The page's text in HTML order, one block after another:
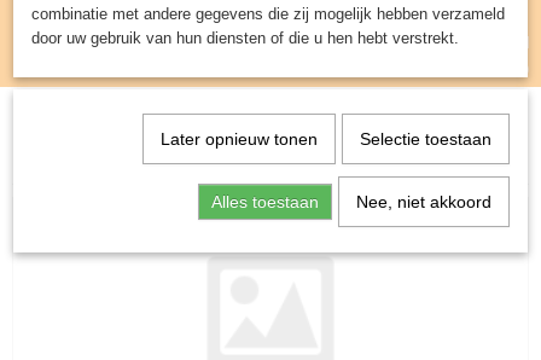
Inloggen Registreren
UW WINKELWAGEN
(0)
Miniature Gaming>Green Stuff World>
Flamecoil Path Neoprene Playmat 44x60"
combinatie met andere gegevens die zij mogelijk hebben verzameld
door uw gebruik van hun diensten of die u hen hebt verstrekt.
Later opnieuw tonen Selectie toestaan
Alles toestaan Nee, niet akkoord